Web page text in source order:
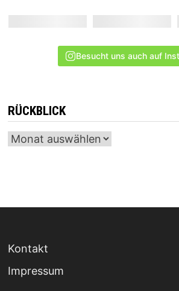
Besucht uns auch auf
RÜCKBLICK
Archiv
Kontakt
Impressum